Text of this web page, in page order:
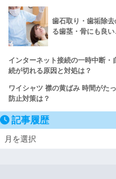
歯石取り・歯垢除
る歯茎・骨にも良い
インターネット接続の一時中断
続が切れる原因と対処は？
ワイシャツ 襟の黄ばみ 時間がた
防止対策は？
記事履歴